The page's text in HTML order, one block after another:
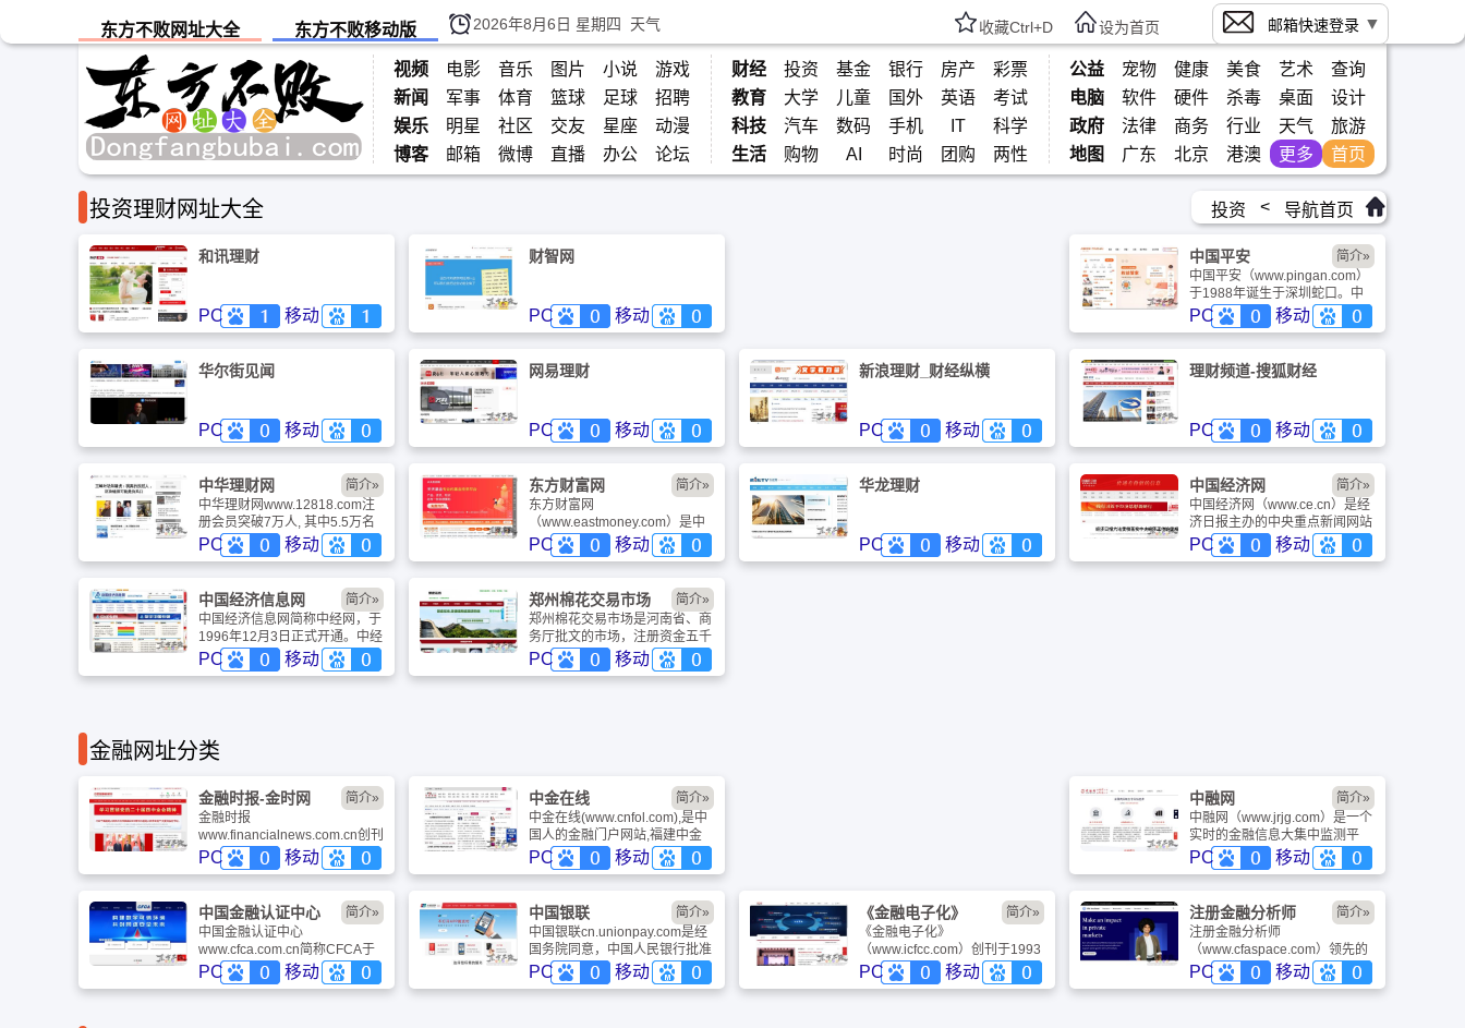
东方不败网址大全 东方不败移动版 2026年8月6日 星期四 天气 收藏Ctrl+D 设为首页 邮箱快速登录
视频 电影 音乐 图片 小说
游戏
新闻
军事 体育 篮球 足球
招聘
娱乐
明星 社区 交友 星座
动漫
博客
邮箱 微博 直播 办公 论坛
财经 投资 基金 银行 房产
彩票
教育
大学 儿童 国外 英语
考试
科技
汽车 数码 手机 IT
科学
生活
购物 AI 时尚 团购 两性
公益 宠物 健康 美食 艺术
查询
电脑
软件 硬件 杀毒 桌面
设计
政府
法律 商务 行业 天气
旅游
地图
广东 北京 港澳 更多 首页
投资理财网址大全 投资 < 导航首页
和讯理财
PC 移动
财智网
PC 移动
中国平安
中国平安（www.pingan.com）
于1988年诞生于深圳蛇口。中
国平安股份有限公司是中国第一
家以保险为核心的，融证券、信
等多元金融业务为一体的紧密、
高效、多元的综合金融服务集
PC 移动
简介»
华尔街见闻
PC 移动
网易理财
PC 移动
新浪理财_财经纵横
PC 移动
理财频道-搜狐财经
PC 移动
中华理财网
中华理财网www.12818.com注
册会员突破7万人, 其中5.5万名
网友进行了网络理财体检，客户
资产总计547亿元,500万元资产
理财网是一家科技创新型现代金
融理财服务机构，将网络软件技
术与传统的金融理财服务创新性
结合，中华理财网研发出国内首
个家庭网络理财体检软件系统，
已获得软件著作权证书、软件产
PC 移动
简介» 东方财富网
东方财富网
（www.eastmoney.com）是中
国更具影响力的互联网财经媒
体，提供全方位的综合财经新闻
盖股票、财经、证券、金融、港
股、行情、基金、债券、期货、
外汇、保险、银行、博客、股
吧、财迷、论坛 。
PC 移动
简介» 华龙理财
PC 移动
中国经济网
中国经济网（www.ce.cn）是经
济日报主办的中央重点新闻网站
和国家经济门户网站，以经济报
道、资讯传播和经济服务为主要
PC 移动
简介»
中国经济信息网
中国经济信息网简称中经网，于
1996年12月3日正式开通。中经
网通过与多个互联网运营商的宽
带连接，以及与卫星通信公司的
200万汉字和500兆的视频节
目，是互联网上更大的中文经济
的权威网站。
PC 移动
简介» 郑州棉花交易市场
郑州棉花交易市场是河南省、商
务厅批文的市场，注册资金五千
万元，主打棉花交易品种，交易
时间：早上9:30-11:30，中午
PC 移动
简介»
金融网址分类
金融时报-金时网
金融时报
www.financialnews.com.cn创刊
于1987年5月1日，金融时报是
中国改革开放后第一个以股份制
开放的总设计师邓小平同志亲笔
题写报名。金融时报是以金融为
特色的综合类财经报纸，是党和
国家在金融领域的重要舆论阵地
和传播金融政策和信息的主渠
道；是中国人民银行和国家外汇
PC 移动
简介» 中金在线
中金在线(www.cnfol.com),是中
国人的金融门户网站,福建中金
在线网络股份有限公司依托强大
的金融行业背景和专业的运营团
模式的探索与实践中，已取得引
人瞩目的成就，迅速崛起成为中
国更具影响力的金融门户网站
PC 移动
简介» 中融网
中融网（www.jrjg.com）是一个
实时的金融信息大集中监测平
台；中融网是一个全面的金融业
务和金融机构大集中的平台；中
有金融专家指导。
PC 移动
简介»
中国金融认证中心
中国金融认证中心
www.cfca.com.cn简称CFCA于
2000年6月29日挂牌成立，中国
金融认证中心是经中国人民银行
PC 移动
简介» 中国银联
中国银联cn.unionpay.com是经
国务院同意，中国人民银行批准
设立的中国银行卡联合组织对我
国银行卡产业发展发挥着基础性
PC 移动
简介» 《金融电子化》
《金融电子化》
（www.icfcc.com）创刊于1993
年。《金融电子化》是中国人民
银行主管。从创刊之日起，《金
PC 移动
简介» 注册金融分析师
注册金融分析师
（www.cfaspace.com）领先的
CFA注册金融分析师专业门户网
站，致力于“凝聚CFA资源，推
PC 移动
简介»